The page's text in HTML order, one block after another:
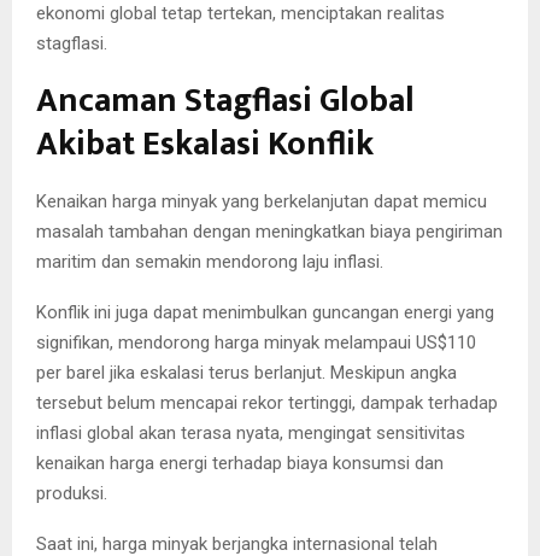
ekonomi global tetap tertekan, menciptakan realitas
stagflasi.
Ancaman Stagflasi Global
Akibat Eskalasi Konflik
Kenaikan harga minyak yang berkelanjutan dapat memicu
masalah tambahan dengan meningkatkan biaya pengiriman
maritim dan semakin mendorong laju inflasi.
Konflik ini juga dapat menimbulkan guncangan energi yang
signifikan, mendorong harga minyak melampaui US$110
per barel jika eskalasi terus berlanjut. Meskipun angka
tersebut belum mencapai rekor tertinggi, dampak terhadap
inflasi global akan terasa nyata, mengingat sensitivitas
kenaikan harga energi terhadap biaya konsumsi dan
produksi.
Saat ini, harga minyak berjangka internasional telah